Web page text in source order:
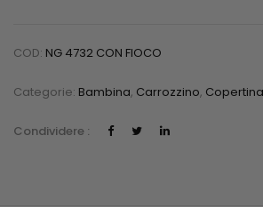
COD: NG 4732 CON FIOCO
Categorie: Bambina, Carrozzino, Copertina
Condividere :